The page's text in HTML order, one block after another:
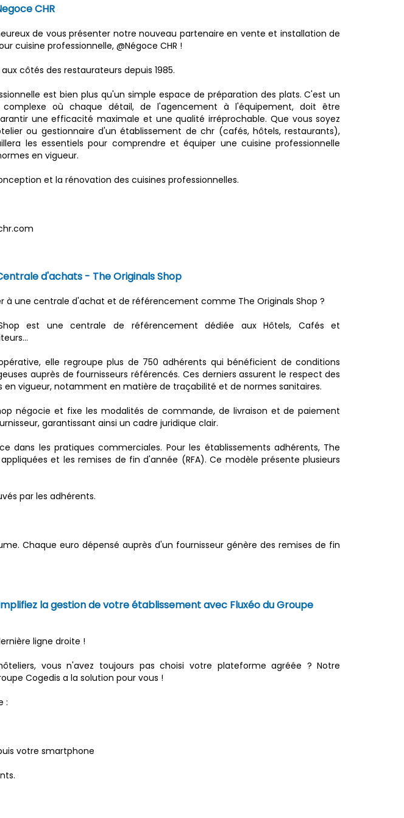
CHR
de vous présenter notre nouveau partenaire en vente et installation de
cuisine professionnelle, @‌Négoce CHR !
côtés des restaurateurs depuis 1985.
est bien plus qu'un simple espace de préparation des plats. C'est un
complexe où chaque détail, de l'agencement à l'équipement, doit être
une efficacité maximale et une qualité irréprochable. Que vous soyez
ou gestionnaire d'un établissement de chr (cafés, hôtels, restaurants),
les essentiels pour comprendre et équiper une cuisine professionnelle
en vigueur.
et la rénovation des cuisines professionnelles.
d'achats - The Originals Shop
à une centrale d'achat et de référencement comme The Originals Shop ?
est une centrale de référencement dédiée aux Hôtels, Cafés et
elle regroupe plus de 750 adhérents qui bénéficient de conditions
auprès de fournisseurs référencés. Ces derniers assurent le respect des
en vigueur, notamment en matière de traçabilité et de normes sanitaires.
négocie et fixe les modalités de commande, de livraison et de paiement
garantissant ainsi un cadre juridique clair.
dans les pratiques commerciales. Pour les établissements adhérents, The
et les remises de fin d'année (RFA). Ce modèle présente plusieurs
par les adhérents.
Chaque euro dépensé auprès d'un fournisseur génère des remises de fin
la gestion de votre établissement avec Fluxéo du Groupe
ligne droite !
vous n'avez toujours pas choisi votre plateforme agréée ? Notre
Cogedis a la solution pour vous !
:
votre smartphone